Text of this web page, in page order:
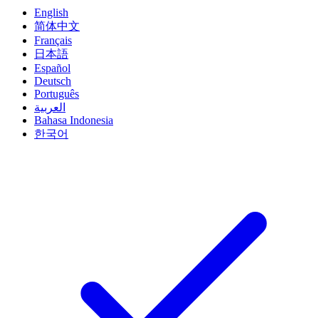
English
简体中文
Français
日本語
Español
Deutsch
Português
العربية
Bahasa Indonesia
한국어